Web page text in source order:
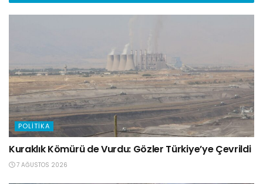
POLITIKA
Kuraklık Kömürü de Vurdu: Gözler Türkiye’ye Çevrildi
7 AĞUSTOS 2026